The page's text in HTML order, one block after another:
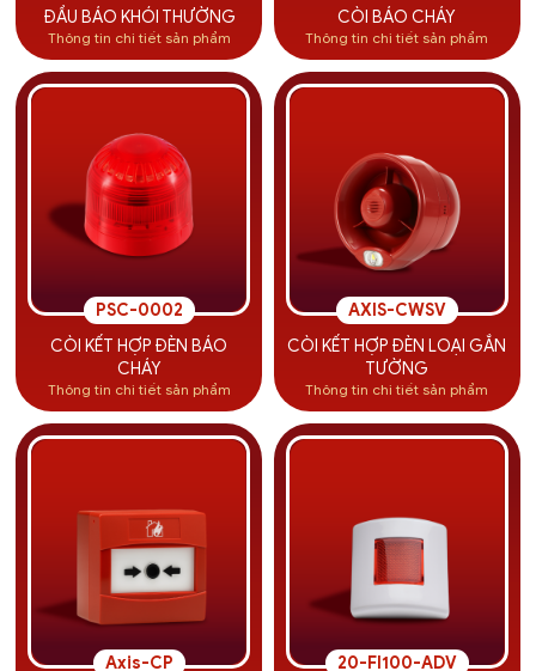
ĐẦU BÁO KHÓI THƯỜNG
Thông tin chi tiết sản phẩm
CÒI BÁO CHÁY
Thông tin chi tiết sản phẩm
PSC-0002
CÒI KẾT HỢP ĐÈN BÁO
CHÁY
Thông tin chi tiết sản phẩm
AXIS-CWSV
CÒI KẾT HỢP ĐÈN LOẠI GẮN
TƯỜNG
Thông tin chi tiết sản phẩm
Axis-CP 20-FI100-ADV